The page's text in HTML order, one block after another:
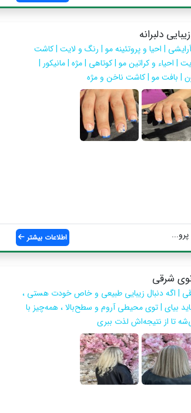
دلبرانه
| احیا و پروتئینه مو | رنگ و لایت | کاشت
| احیاء و کراتین مو | کوتاهی | مژه | مانیکور |
| بافت مو | کاشت ناخن و مژه
اطلاعات بیشتر
شرقی
| اگه دنبال زیبایی طبیعی و خاص خودت هستی ،
بیای | توی محیطی آروم و سطح‌بالا ، همه‌چیز با
تا از نتیجه‌اش لذت ببری